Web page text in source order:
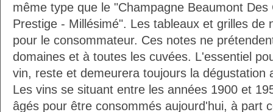
même type que le "Champagne Beaumont
Prestige - Millésimé". Les tableaux et grilles de
pour le consommateur. Ces notes ne
domaines et à toutes les cuvées. L'essentiel
vin, reste et demeurera toujours la dégustation
Les vins se situant entre les années 1900 et
âgés pour être consommés aujourd'hui, à part